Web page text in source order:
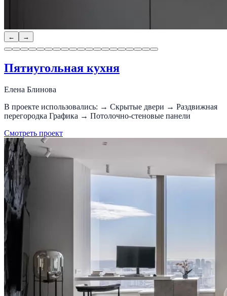
← →
Пятиугольная кухня
Елена Блинова
В проекте использовались: → Скрытые двери → Раздвижная
перегородка Графика → Потолочно-стеновые панели
Смотреть проект